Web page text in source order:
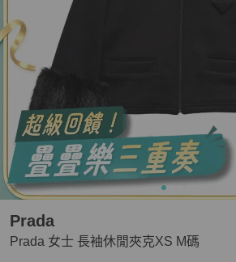
Prada 女士 長袖休閒夾克XS M碼
Prada